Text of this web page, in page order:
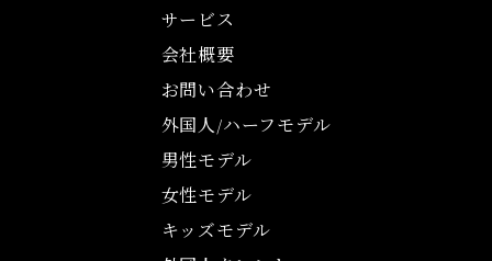
サービス
会社概要
お問い合わせ
外国人/ハーフモデル
男性モデル
女性モデル
キッズモデル